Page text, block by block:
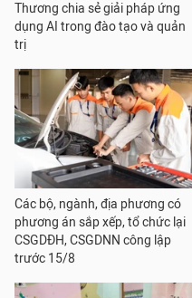
Thương chia sẻ giải pháp ứng
dụng AI trong đào tạo và quản
trị
Các bộ, ngành, địa phương có
phương án sắp xếp, tổ chức lại
CSGDĐH, CSGDNN công lập
trước 15/8